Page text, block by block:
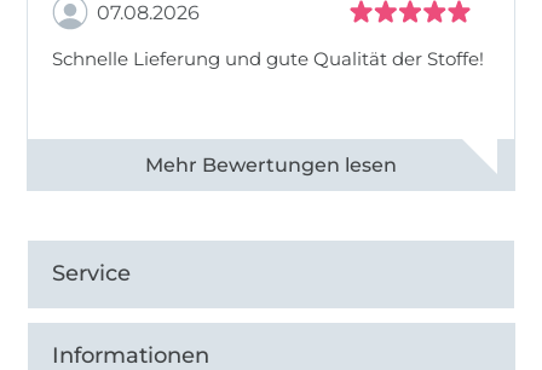
07.08.2026
Schnelle Lieferung und gute Qualität der Stoffe!
Alle 82968 Bewertungen ansehen
Service
Informationen